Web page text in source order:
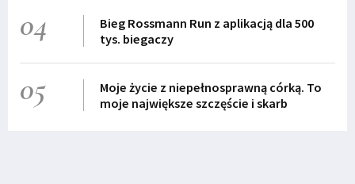
04
Bieg Rossmann Run z aplikacją dla 500
tys. biegaczy
05
Moje życie z niepełnosprawną córką. To
moje największe szczęście i skarb